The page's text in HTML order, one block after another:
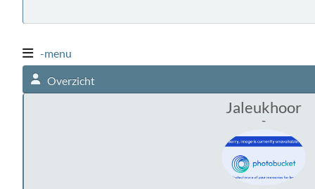
-menu
Overzicht
Jaleukhoor
-